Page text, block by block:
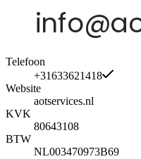
Telefoon
+31633621418
Website
aotservices.nl
KVK
80643108
BTW
NL003470973B69